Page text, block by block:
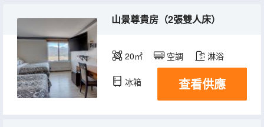
山景尊貴房（2張雙人床）
20㎡ 空調 淋浴
冰箱 查看供應